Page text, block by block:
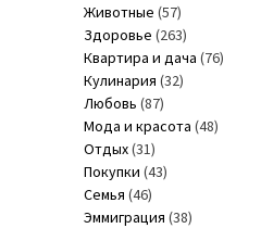
Животные (57)
Здоровье (263)
Квартира и дача (76)
Кулинария (32)
Любовь (87)
Мода и красота (48)
Отдых(31)
Покупки (43)
Семья (46)
Эммиграция (38)